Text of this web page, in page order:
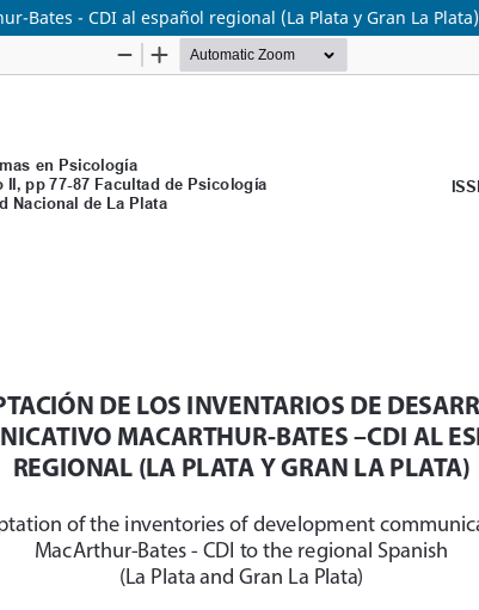
Bates - CDI al español regional (La Plata y Gran La Plata)